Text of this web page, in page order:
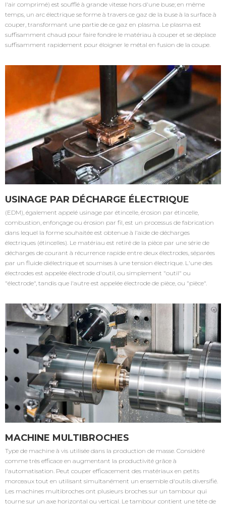
l'air comprimé) est soufflé à grande vitesse hors d'une buse; en même
temps, un arc électrique se forme à travers ce gaz de la buse à la surface à
couper, transformant une partie de ce gaz en plasma. Le plasma est
suffisamment chaud pour faire fondre le matériau à couper et se déplace
suffisamment rapidement pour éloigner le métal en fusion de la coupe.
USINAGE PAR DÉCHARGE ÉLECTRIQUE
(EDM), également appelé usinage par étincelle, érosion par étincelle,
combustion, enfonçage ou érosion par fil, est un processus de fabrication
dans lequel la forme souhaitée est obtenue à l'aide de décharges
électriques (étincelles). Le matériau est retiré de la pièce par une série de
décharges de courant à récurrence rapide entre deux électrodes, séparées
par un fluide diélectrique et soumises à une tension électrique. L'une des
électrodes est appelée électrode d'outil, ou simplement "outil" ou
"électrode", tandis que l'autre est appelée électrode de pièce, ou "pièce".
MACHINE MULTIBROCHES
Type de machine à vis utilisée dans la production de masse. Considéré
comme très efficace en augmentant la productivité grâce à
l'automatisation. Peut couper efficacement des matériaux en petits
morceaux tout en utilisant simultanément un ensemble d'outils diversifié.
Les machines multibroches ont plusieurs broches sur un tambour qui
tourne sur un axe horizontal ou vertical. Le tambour contient une tête de